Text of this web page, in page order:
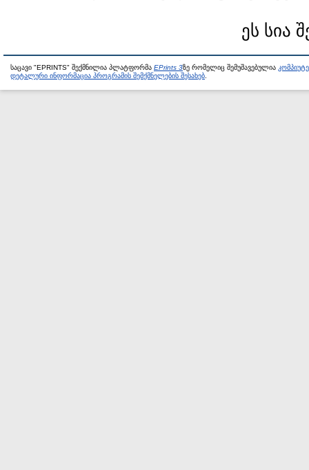
ეს სია
საცავი "EPRINTS" შექმნილია პლატფორმა EPrints 3ზე რომელიც შემუშავებულია
დეტალური ინფორმაცია პროგრამის შემქმნელების შესახებ